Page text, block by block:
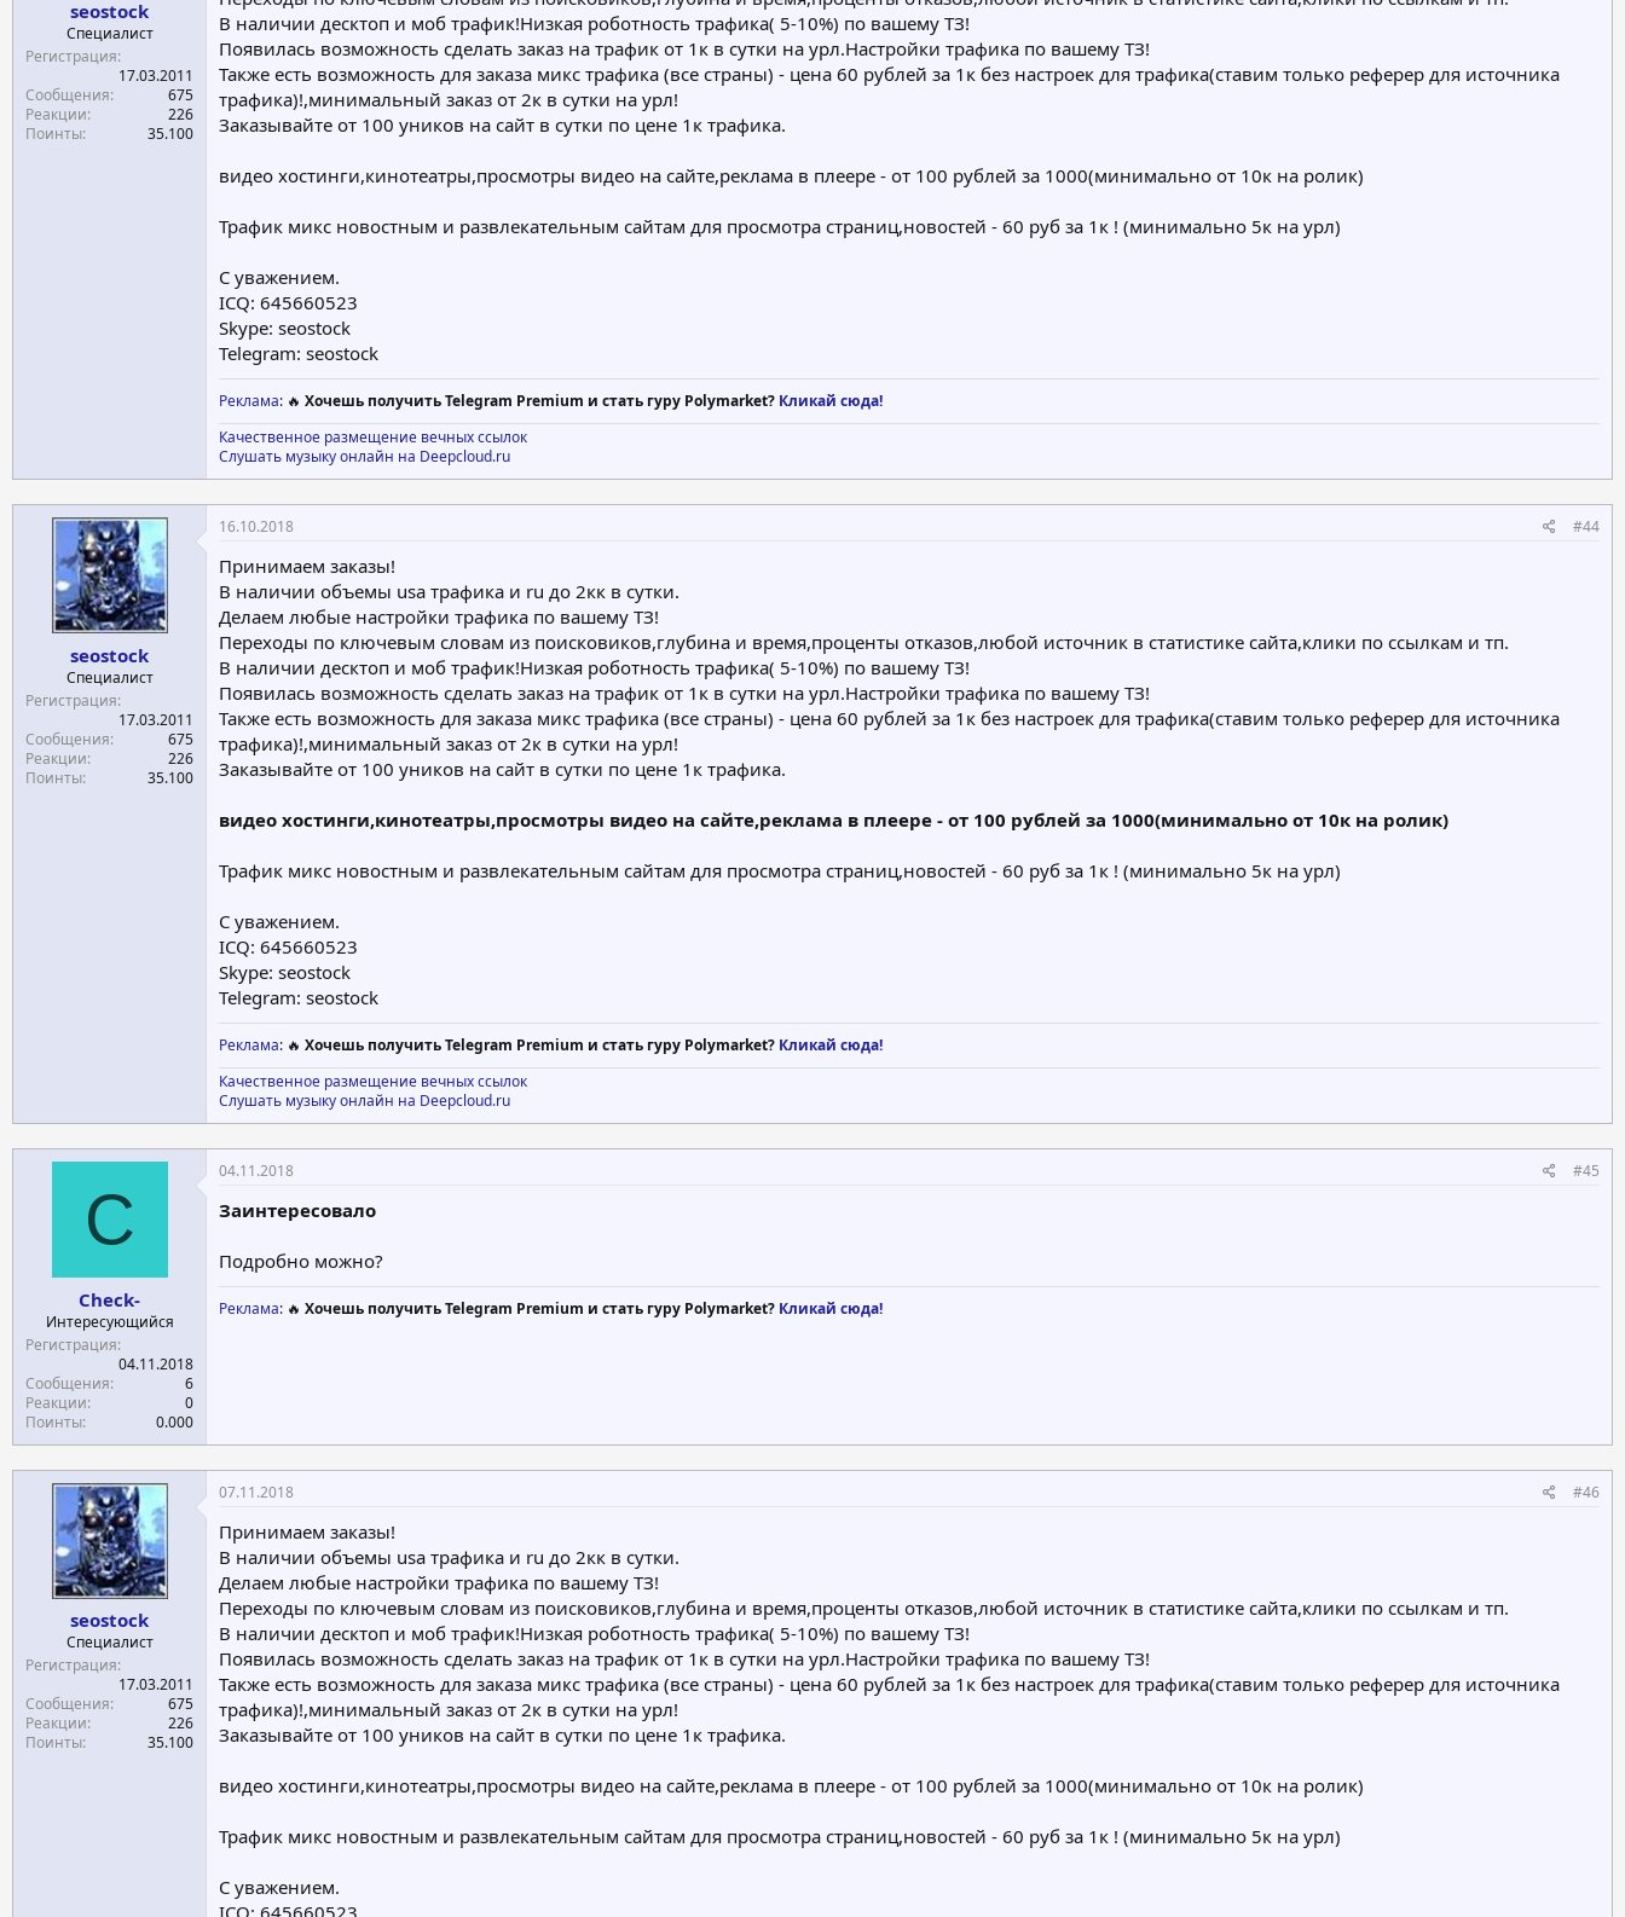
seostock
Специалист
Регистрация
17.03.2011
Сообщения
675
Реакции
226
Поинты
35.100
В наличии десктоп и моб трафик!Низкая роботность трафика( 5-10%) по вашему ТЗ!
Появилась возможность сделать заказ на трафик от 1к в сутки на урл.Настройки трафика по вашему ТЗ!
Также есть возможность для заказа микс трафика (все страны) - цена 60 рублей за 1к без настроек для трафика(ставим только реферер для источника
трафика)!,минимальный заказ от 2к в сутки на урл!
Заказывайте от 100 уников на сайт в сутки по цене 1к трафика.
видео хостинги,кинотеатры,просмотры видео на сайте,реклама в плеере - от 100 рублей за 1000(минимально от 10к на ролик)
Трафик микс новостным и развлекательным сайтам для просмотра страниц,новостей - 60 руб за 1к ! (минимально 5к на урл)
С уважением.
ICQ: 645660523
Skype: seostock
Telegram: seostock
Реклама: 🔥 Хочешь получить Telegram Premium и стать гуру Polymarket? Кликай сюда!
Качественное размещение вечных ссылок
Слушать музыку онлайн на Deepcloud.ru
seostock
Специалист
Регистрация
17.03.2011
Сообщения
675
Реакции
226
Поинты
35.100
16.10.2018 #44
Принимаем заказы!
В наличии объемы usa трафика и ru до 2кк в сутки.
Делаем любые настройки трафика по вашему ТЗ!
Переходы по ключевым словам из поисковиков,глубина и время,проценты отказов,любой источник в статистике сайта,клики по ссылкам и тп.
В наличии десктоп и моб трафик!Низкая роботность трафика( 5-10%) по вашему ТЗ!
Появилась возможность сделать заказ на трафик от 1к в сутки на урл.Настройки трафика по вашему ТЗ!
Также есть возможность для заказа микс трафика (все страны) - цена 60 рублей за 1к без настроек для трафика(ставим только реферер для источника
трафика)!,минимальный заказ от 2к в сутки на урл!
Заказывайте от 100 уников на сайт в сутки по цене 1к трафика.
видео хостинги,кинотеатры,просмотры видео на сайте,реклама в плеере - от 100 рублей за 1000(минимально от 10к на ролик)
Трафик микс новостным и развлекательным сайтам для просмотра страниц,новостей - 60 руб за 1к ! (минимально 5к на урл)
С уважением.
ICQ: 645660523
Skype: seostock
Telegram: seostock
Реклама: 🔥 Хочешь получить Telegram Premium и стать гуру Polymarket? Кликай сюда!
Качественное размещение вечных ссылок
Слушать музыку онлайн на Deepcloud.ru
C
Check-
Интересующийся
Регистрация
04.11.2018
Сообщения
6
Реакции
0
Поинты
0.000
04.11.2018 #45
Заинтересовало
Подробно можно?
Реклама: 🔥 Хочешь получить Telegram Premium и стать гуру Polymarket? Кликай сюда!
seostock
Специалист
Регистрация
17.03.2011
Сообщения
675
Реакции
226
Поинты
35.100
07.11.2018 #46
Принимаем заказы!
В наличии объемы usa трафика и ru до 2кк в сутки.
Делаем любые настройки трафика по вашему ТЗ!
Переходы по ключевым словам из поисковиков,глубина и время,проценты отказов,любой источник в статистике сайта,клики по ссылкам и тп.
В наличии десктоп и моб трафик!Низкая роботность трафика( 5-10%) по вашему ТЗ!
Появилась возможность сделать заказ на трафик от 1к в сутки на урл.Настройки трафика по вашему ТЗ!
Также есть возможность для заказа микс трафика (все страны) - цена 60 рублей за 1к без настроек для трафика(ставим только реферер для источника
трафика)!,минимальный заказ от 2к в сутки на урл!
Заказывайте от 100 уников на сайт в сутки по цене 1к трафика.
видео хостинги,кинотеатры,просмотры видео на сайте,реклама в плеере - от 100 рублей за 1000(минимально от 10к на ролик)
Трафик микс новостным и развлекательным сайтам для просмотра страниц,новостей - 60 руб за 1к ! (минимально 5к на урл)
С уважением.
ICQ: 645660523